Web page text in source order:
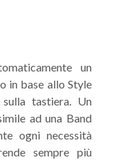
un
in base allo Style
tastiera. Un
ad una Band
ogni necessità
sempre più